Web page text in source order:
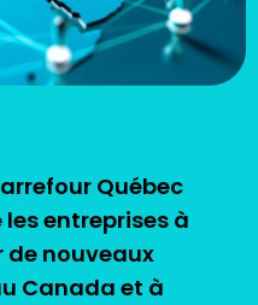
Québec
entreprises à
de nouveaux
Canada et à